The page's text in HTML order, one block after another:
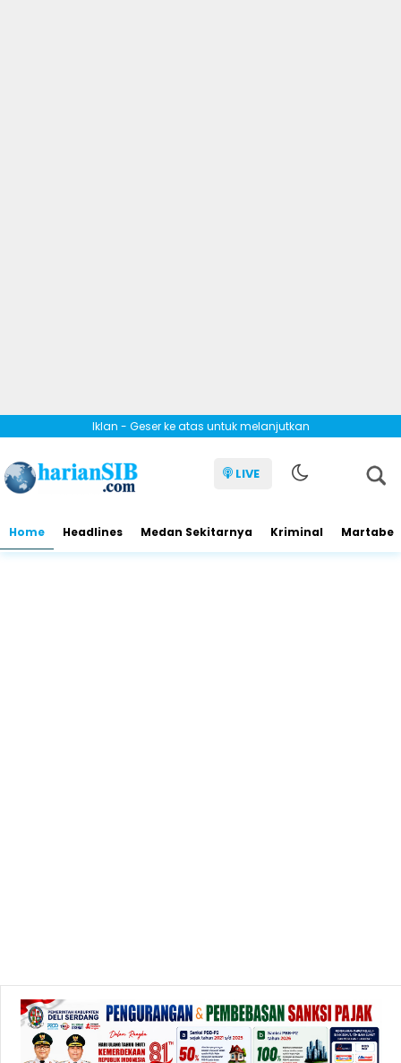
Iklan - Geser ke atas untuk melanjutkan
LIVE
Home Headlines Medan Sekitarnya Kriminal Martabe